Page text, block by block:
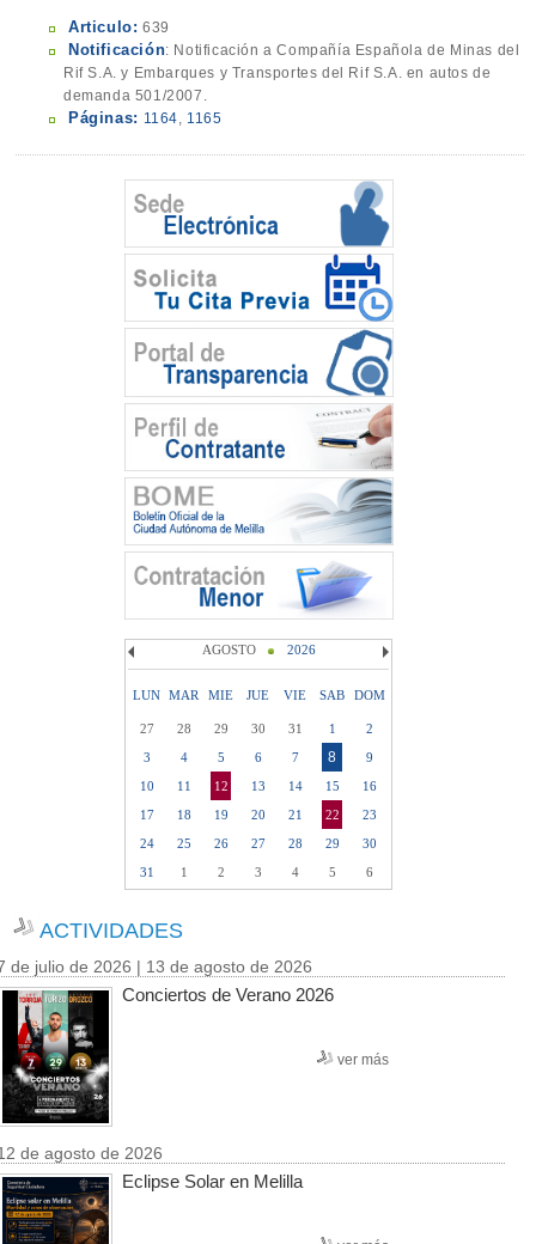
Articulo: 639
Notificación: Notificación a Compañía Española de Minas del
Rif S.A. y Embarques y Transportes del Rif S.A. en autos de
demanda 501/2007.
Páginas: 1164, 1165
AGOSTO 2026
LUN MAR MIE JUE VIE SAB DOM
27 28 29 30 31 1
2
3
4 5 6 7 8
9
10
11 12 13 14 15
16
17
18 19 20 21 22
23
24
25 26 27 28 29
30
31
1 2 3 4 5 6
ACTIVIDADES
de julio de 2026 | 13 de agosto de 2026
Conciertos de Verano 2026
ver más
de agosto de 2026
Eclipse Solar en Melilla